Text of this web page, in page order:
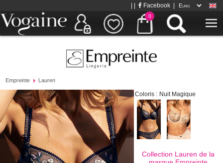
0
Facebook
Empreinte Lauren
Coloris : Nuit Magique
Collection Lauren de la